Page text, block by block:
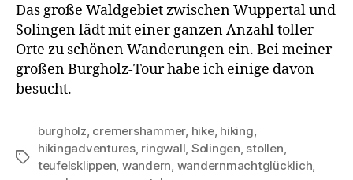
Das große Waldgebiet zwischen Wuppertal und
Solingen lädt mit einer ganzen Anzahl toller
Orte zu schönen Wanderungen ein. Bei meiner
großen Burgholz-Tour habe ich einige davon
besucht.
Schlagwörter
burgholz cremershammer, hike, hiking
hikingadventures, ringwall Solingen stollen
teufelsklippen wandern wandernmachtglücklich